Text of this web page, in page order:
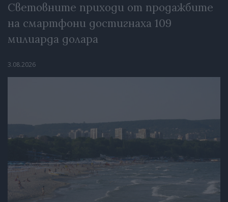
Световните приходи от продажбите
на смартфони достигнаха 109
милиарда долара
3.08.2026